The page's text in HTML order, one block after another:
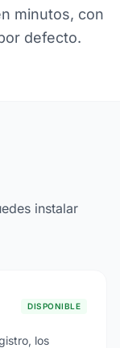
minutos, con
defecto.
instalar
DISPONIBLE
los